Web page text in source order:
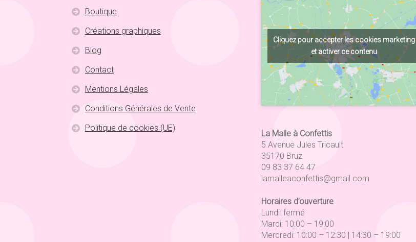
Boutique
Créations graphiques
Blog
Contact
Mentions Légales
Conditions Générales de Vente
Politique de cookies (UE)
Cliquez pour accepter les cookies marketing
et activer ce contenu
La Malle à Confettis
5 Avenue Jules Tricault
35170 Bruz
09 83 37 64 47
lamalleaconfettis@gmail.com
Horaires d’ouverture
Lundi: fermé
Mardi: 10:00 – 19:00
Mercredi: 10:00 – 12:30 | 14:30 – 19:00